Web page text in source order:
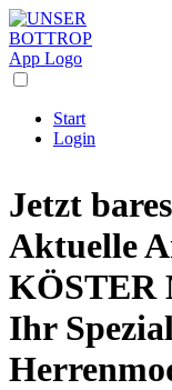
Start
Login
Jetzt
Aktuelle
KÖSTER
Ihr